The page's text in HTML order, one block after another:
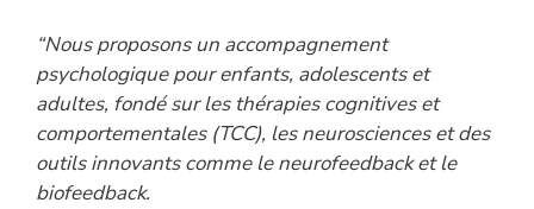
“Nous proposons un accompagnement
psychologique pour enfants, adolescents et
adultes, fondé sur les thérapies cognitives et
comportementales (TCC), les neurosciences et des
outils innovants comme le neurofeedback et le
biofeedback.